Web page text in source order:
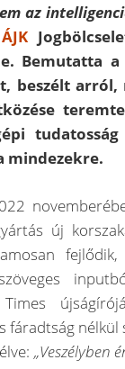
az
Bemutatta
beszélt arról,
ése
mindezekre.
új
fáradtság nélkül
„Veszélyben